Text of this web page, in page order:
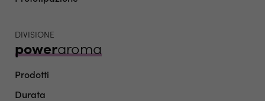
DIVISIONE
poweraroma
Prodotti
Durata